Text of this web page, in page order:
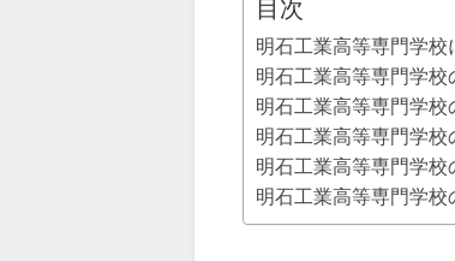
目次
明石工業高等専門学校
明石工業高等専門学校
明石工業高等専門学校
明石工業高等専門学校
明石工業高等専門学校
明石工業高等専門学校